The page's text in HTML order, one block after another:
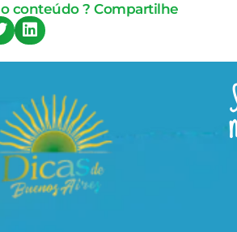
conteúdo ? Compartilhe